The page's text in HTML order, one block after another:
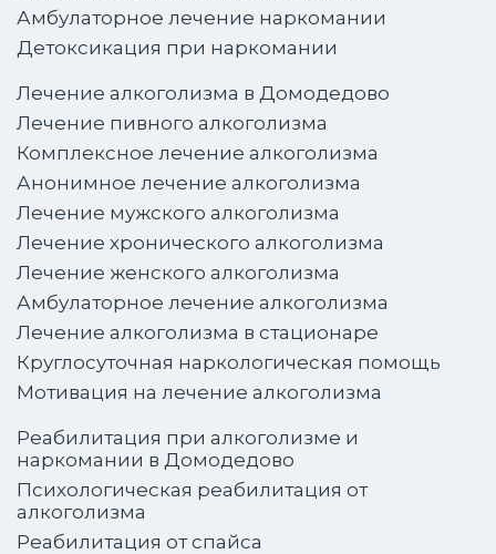
Амбулаторное лечение наркомании
Детоксикация при наркомании
Лечение алкоголизма в Домодедово
Лечение пивного алкоголизма
Комплексное лечение алкоголизма
Анонимное лечение алкоголизма
Лечение мужского алкоголизма
Лечение хронического алкоголизма
Лечение женского алкоголизма
Амбулаторное лечение алкоголизма
Лечение алкоголизма в стационаре
Круглосуточная наркологическая помощь
Мотивация на лечение алкоголизма
Реабилитация при алкоголизме и
наркомании в Домодедово
Психологическая реабилитация от
алкоголизма
Реабилитация от спайса